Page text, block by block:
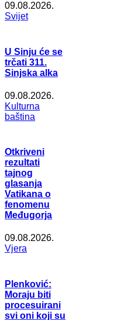
09.08.2026.
Svijet
U Sinju će se
trčati 311.
Sinjska alka
09.08.2026.
Kulturna
baština
Otkriveni
rezultati
tajnog
glasanja
Vatikana o
fenomenu
Međugorja
09.08.2026.
Vjera
Plenković:
Moraju biti
procesuirani
svi oni koji su